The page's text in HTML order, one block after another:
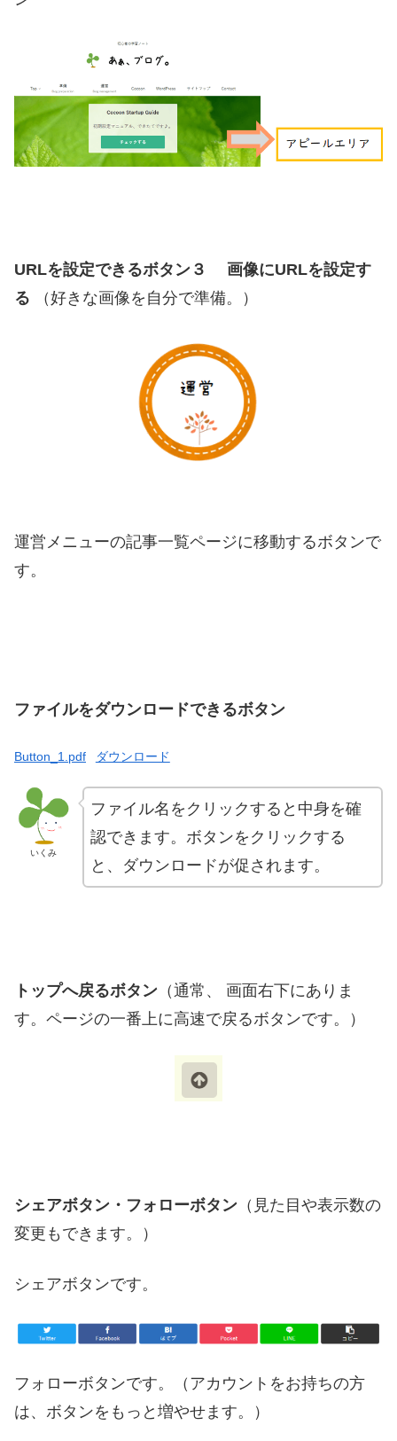
URLを設定できるボタン３
画像にURLを設定す
る （好きな画像を自分で準備。）
運営メニューの記事一覧ページに移動するボタンで
す。
ファイルをダウンロードできるボタン
Button_1.pdf ダウンロード
いくみ
ファイル名をクリックすると中身を確
認できます。ボタンをクリックする
と、ダウンロードが促されます。
トップへ戻るボタン （通常、 画面右下にありま
す。ページの一番上に高速で戻るボタンです。）
シェアボタン・フォローボタン （見た目や表示数の
変更もできます。）
シェアボタンです。
フォローボタンです。（アカウントをお持ちの方
は、ボタンをもっと増やせます。）